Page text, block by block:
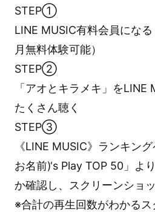
STEP①
LINE MUSIC有料会員にな
月無料体験可能）
STEP②
「アオとキラメキ」をLINE
たくさん聴く
STEP③
《LINE MUSIC》ランキン
お名前)‘s Play TOP 50」よ
か確認し、スクリーンショッ
※合計の再生回数がわかる